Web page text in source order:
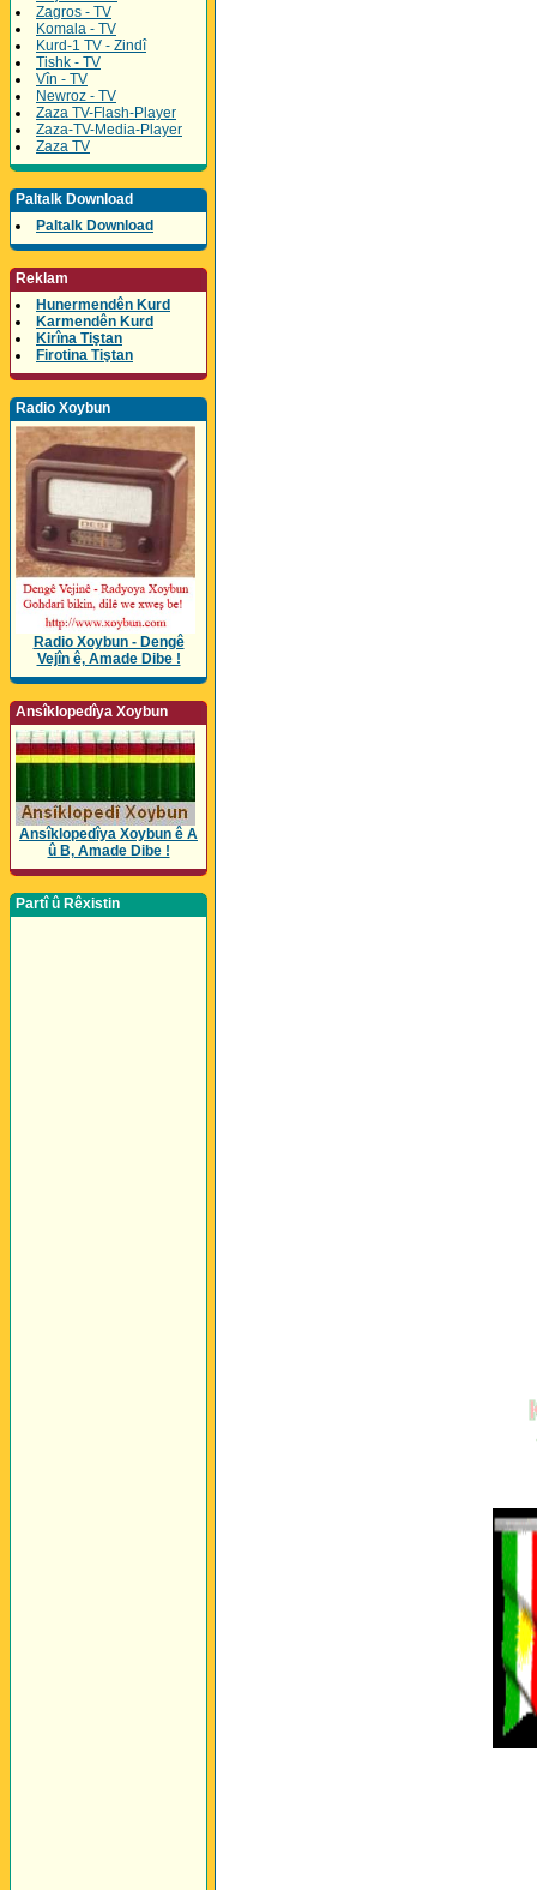
Zagros - TV
Komala - TV
Kurd-1 TV - Zindî
Tishk - TV
Vîn - TV
Newroz - TV
Zaza TV-Flash-Player
Zaza-TV-Media-Player
Zaza TV
Paltalk Download
Paltalk Download
Reklam
Hunermendên Kurd
Karmendên Kurd
Kirîna Tiştan
Firotina Tiştan
Radio Xoybun
Radio Xoybun - Dengê
Vejîn ê, Amade Dibe !
Ansîklopedîya Xoybun
Ansîklopedîya Xoybun ê A
û B, Amade Dibe !
Partî û Rêxistin